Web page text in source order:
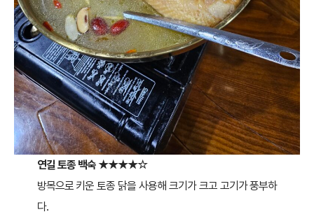
연길 토종 백숙★★★★☆
방목으로 키운 토종 닭을 사용해 크기가 크고 고기가 풍부하
다.